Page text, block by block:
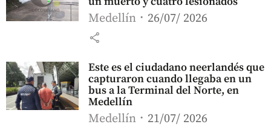
Medellín 26/07/ 2026
share
Este es el ciudadano neerlandés que
capturaron cuando llegaba en un
bus a la Terminal del Norte, en
Medellín
Medellín 21/07/ 2026